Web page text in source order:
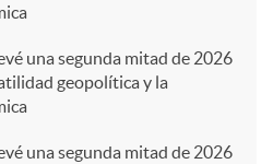
una segunda mitad de 2026
geopolítica y la
una segunda mitad de 2026